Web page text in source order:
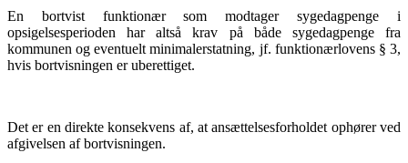
En bortvist funktionær som modtager sygedagpenge i
opsigelsesperioden har altså krav på både sygedagpenge fra
kommunen og eventuelt minimalerstatning, jf. funktionærlovens § 3,
hvis bortvisningen er uberettiget.
Det er en direkte konsekvens af, at ansættelsesforholdet ophører ved
afgivelsen af bortvisningen.